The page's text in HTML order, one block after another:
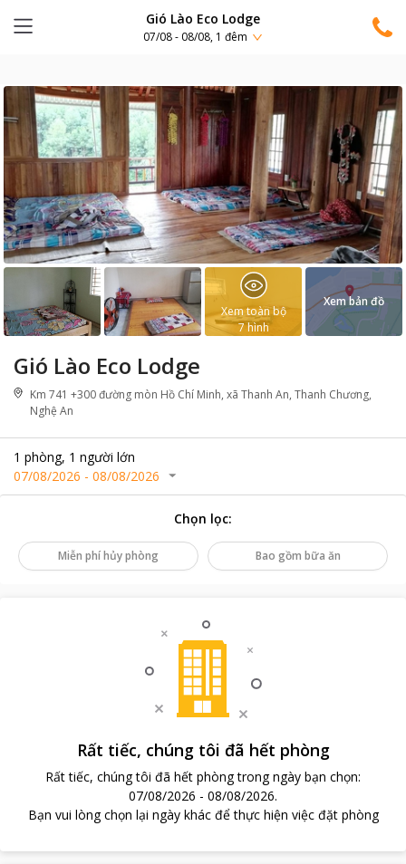
Gió Lào Eco Lodge
07/08 - 08/08, 1 đêm
Gió Lào Eco Lodge
Km 741 +300 đường mòn Hồ Chí Minh, xã Thanh An, Thanh Chương,
Nghệ An
1 phòng, 1 người lớn
07/08/2026 - 08/08/2026
Xem toàn bộ
7hình
Xem bản đồ
Chọn lọc:
Miễn phí hủy phòng Bao gồm bữa ăn
Rất tiếc, chúng tôi đã hết phòng
Rất tiếc, chúng tôi đã hết phòng trong ngày bạn chọn:
07/08/2026 - 08/08/2026.
Bạn vui lòng chọn lại ngày khác để thực hiện việc đặt phòng